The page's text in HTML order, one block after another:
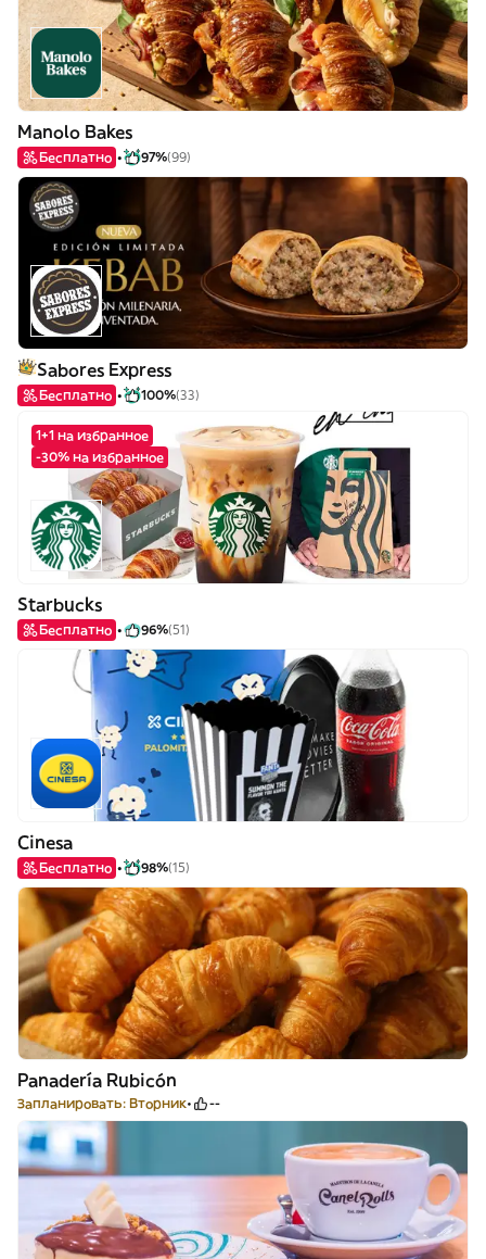
Manolo Bakes
Бесплатно 97%(99)
Sabores Express
Бесплатно 100%(33)
1+1 на избранное
-30% на избранное
Starbucks
Бесплатно 96%(51)
Cinesa
Бесплатно 98%(15)
Panadería Rubicón
Запланировать: Вторник --